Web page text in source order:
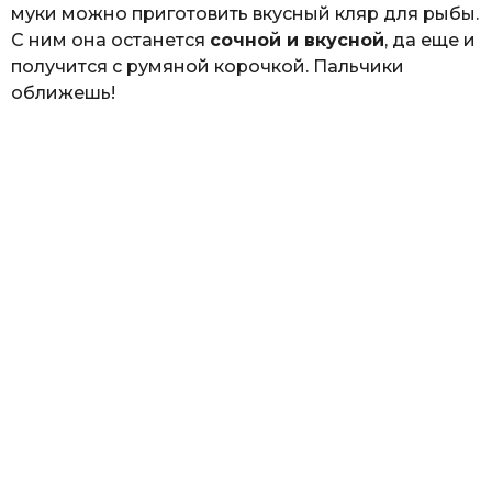
муки можно приготовить вкусный кляр для рыбы.
С ним она останется сочной и вкусной, да еще и
получится с румяной корочкой. Пальчики
оближешь!